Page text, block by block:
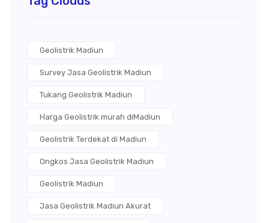
Geolistrik Madiun
Survey Jasa Geolistrik Madiun
Tukang Geolistrik Madiun
Harga Geolistrik murah diMadiun
Geolistrik Terdekat di Madiun
Ongkos Jasa Geolistrik Madiun
Geolistrik Madiun
Jasa Geolistrik Madiun Akurat